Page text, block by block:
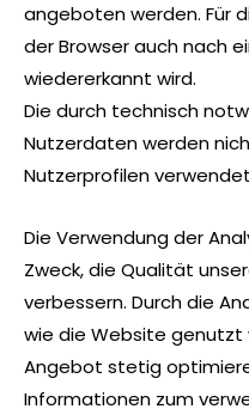
angeboten werden. Für
der Browser auch nach
wiedererkannt wird.
Die durch technisch
Nutzerdaten werden
Nutzerprofilen
Die Verwendung der
Zweck, die Qualität
verbessern. Durch die
wie die Website genutzt
Angebot stetig
Informationen zum